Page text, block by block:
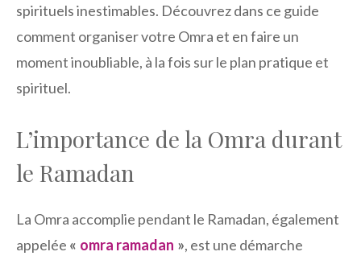
spirituels inestimables. Découvrez dans ce guide
comment organiser votre Omra et en faire un
moment inoubliable, à la fois sur le plan pratique et
spirituel.
L’importance de la Omra durant
le Ramadan
La Omra accomplie pendant le Ramadan, également
appelée « omra ramadan », est une démarche